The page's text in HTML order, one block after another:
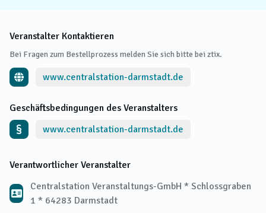
Veranstalter Kontaktieren
Bei Fragen zum Bestellprozess melden Sie sich bitte bei ztix.
www.centralstation-darmstadt.de
Geschäftsbedingungen des Veranstalters
www.centralstation-darmstadt.de
Verantwortlicher Veranstalter
Centralstation Veranstaltungs-GmbH * Schlossgraben
1 * 64283 Darmstadt